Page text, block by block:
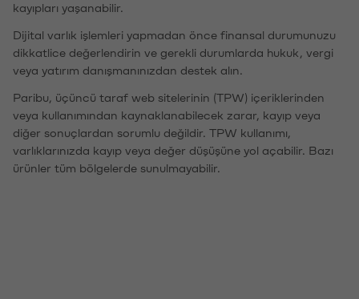
kayıpları yaşanabilir.
Dijital varlık işlemleri yapmadan önce finansal durumunuzu
dikkatlice değerlendirin ve gerekli durumlarda hukuk, vergi
veya yatırım danışmanınızdan destek alın.
Paribu, üçüncü taraf web sitelerinin (TPW) içeriklerinden
veya kullanımından kaynaklanabilecek zarar, kayıp veya
diğer sonuçlardan sorumlu değildir. TPW kullanımı,
varlıklarınızda kayıp veya değer düşüşüne yol açabilir. Bazı
ürünler tüm bölgelerde sunulmayabilir.